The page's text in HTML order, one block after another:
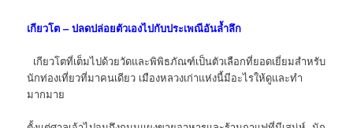
เกียวโต – ปลดปล่อยตัวเองไปกับประเพณีอันล้ำลึก
เกียวโตที่เต็มไปด้วยวัดและพิพิธภัณฑ์เป็นตัวเลือกที่ยอดเยี่ยมสำหรับ
นักท่องเที่ยวที่มาคนเดียว เมืองหลวงเก่าแห่งนี้มีอะไรให้ดูและทำ
มากมาย